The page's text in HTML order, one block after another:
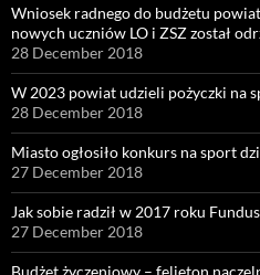
Wniosek radnego do budżetu
nowych uczniów LO i ZSZ został
28 December 2018
W 2023 powiat udzieli pożyczki na
28 December 2018
Miasto ogłosiło konkurs na sport
27 December 2018
Jak sobie radził w 2017 roku
27 December 2018